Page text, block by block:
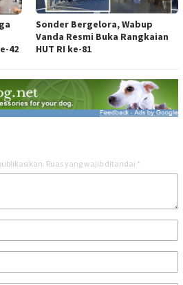
42
Sonder Bergelora, Wabup
Vanda Resmi Buka Rangkaian
HUT RI ke-81
Ruas yang wajib ditandai *